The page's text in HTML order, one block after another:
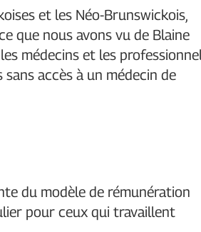
et les Néo-Brunswickois,
que nous avons vu de Blaine
médecins et les
accès à un médecin de
du modèle de rémunération
pour ceux qui travaillent